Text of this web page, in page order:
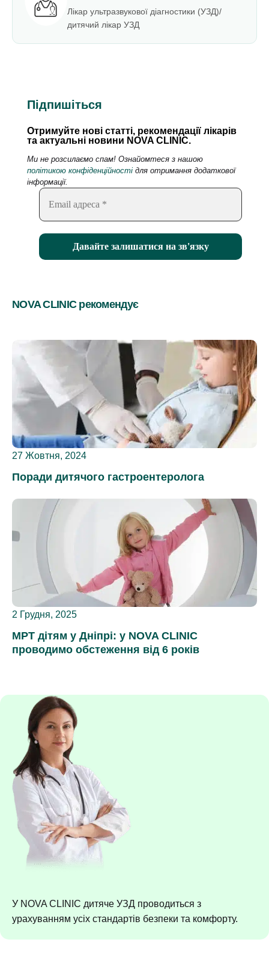
Лікар ультразвукової діагностики (УЗД)/
дитячий лікар УЗД
Підпишіться
Отримуйте нові статті, рекомендації лікарів
та актуальні новини NOVA CLINIC.
Ми не розсилаємо спам! Ознайомтеся з нашою
політикою конфіденційності для отримання додаткової
інформації.
NOVA CLINIC рекомендує
27 Жовтня, 2024
Поради дитячого гастроентеролога
2 Грудня, 2025
МРТ дітям у Дніпрі: у NOVA CLINIC
проводимо обстеження від 6 років
У NOVA CLINIC дитяче УЗД проводиться з
урахуванням усіх стандартів безпеки та комфорту.